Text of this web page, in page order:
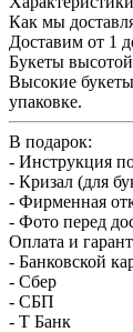
Как мы
Доставим от 1
Букеты
Высокие
упаковке.
В подарок:
- Инструкция
- Кризал (для
- Фирменная
- Фото перед
Оплата и
- Банковской
- Сбер
- СБП
- Т Банк